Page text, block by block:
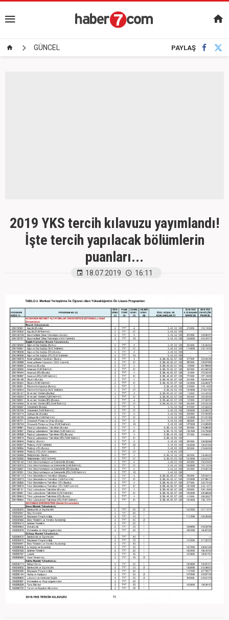
GÜNCEL PAYLAŞ
2019 YKS tercih kılavuzu yayımlandı!
İşte tercih yapılacak bölümlerin
puanları...
18.07.2019 16:11